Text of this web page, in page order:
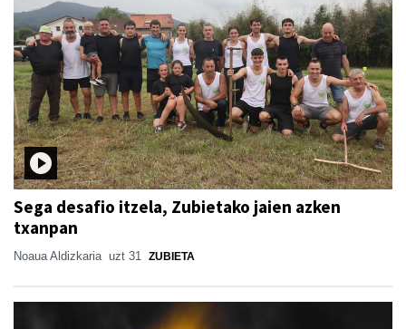
Sega desafio itzela, Zubietako jaien azken
txanpan
Noaua Aldizkaria uzt 31 ZUBIETA